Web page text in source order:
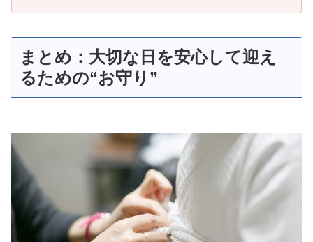
まとめ：大切な日を安心して迎え
るための“お守り”